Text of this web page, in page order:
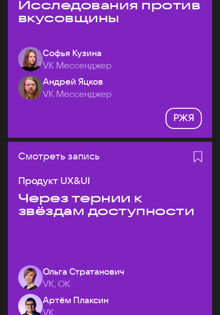
Исследования против
вкусовщины
Софья Кузина
VK Мессенджер
Андрей Яцков
VK Мессенджер
РЖЯ
Смотреть запись
Продукт UX&UI
Через тернии к
звёздам доступности
Ольга Стратанович
VK, ОК
Артём Плаксин
VK